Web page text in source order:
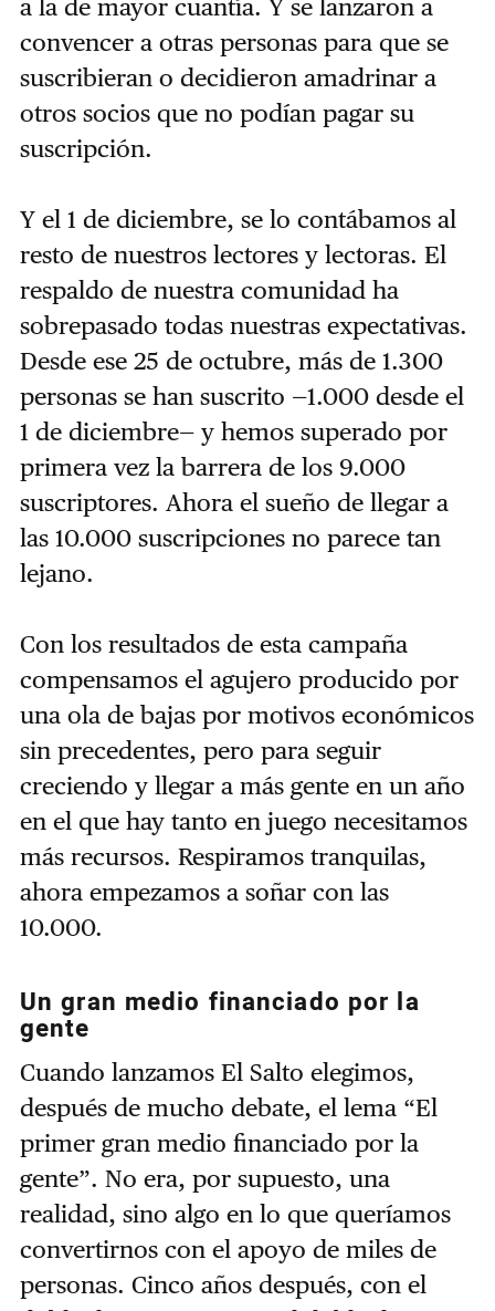
a la de mayor cuantía. Y se lanzaron a
convencer a otras personas para que se
suscribieran o decidieron amadrinar a
otros socios que no podían pagar su
suscripción.
Y el 1 de diciembre, se lo contábamos al
resto de nuestros lectores y lectoras. El
respaldo de nuestra comunidad ha
sobrepasado todas nuestras expectativas.
Desde ese 25 de octubre, más de 1.300
personas se han suscrito —1.000 desde el
1 de diciembre— y hemos superado por
primera vez la barrera de los 9.000
suscriptores. Ahora el sueño de llegar a
las 10.000 suscripciones no parece tan
lejano.
Con los resultados de esta campaña
compensamos el agujero producido por
una ola de bajas por motivos económicos
sin precedentes, pero para seguir
creciendo y llegar a más gente en un año
en el que hay tanto en juego necesitamos
más recursos. Respiramos tranquilas,
ahora empezamos a soñar con las
10.000.
Un gran medio financiado por la
gente
Cuando lanzamos El Salto elegimos,
después de mucho debate, el lema “El
primer gran medio financiado por la
gente”. No era, por supuesto, una
realidad, sino algo en lo que queríamos
convertirnos con el apoyo de miles de
personas. Cinco años después, con el